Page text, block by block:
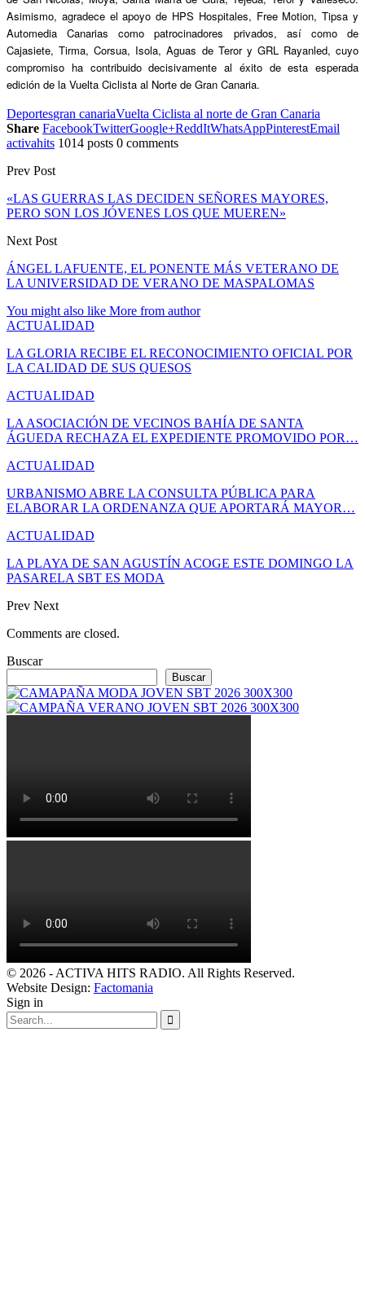
Asimismo, agradece el apoyo de HPS Hospitales, Free Motion, Tipsa y
Automedia Canarias como patrocinadores privados, así como de
Cajasiete, Tirma, Corsua, Isola, Aguas de Teror y GRL Rayanled, cuyo
compromiso ha contribuido decisivamente al éxito de esta esperada
edición de la Vuelta Ciclista al Norte de Gran Canaria.
Deportesgran canariaVuelta Ciclista al norte de Gran Canaria
Share FacebookTwitterGoogle+ReddItWhatsAppPinterestEmail
activahits 1014 posts 0 comments
Prev Post
«LAS GUERRAS LAS DECIDEN SEÑORES MAYORES,
PERO SON LOS JÓVENES LOS QUE MUEREN»
Next Post
ÁNGEL LAFUENTE, EL PONENTE MÁS VETERANO DE
LA UNIVERSIDAD DE VERANO DE MASPALOMAS
You might also like More from author
ACTUALIDAD
LA GLORIA RECIBE EL RECONOCIMIENTO OFICIAL POR
LA CALIDAD DE SUS QUESOS
ACTUALIDAD
LA ASOCIACIÓN DE VECINOS BAHÍA DE SANTA
ÁGUEDA RECHAZA EL EXPEDIENTE PROMOVIDO POR…
ACTUALIDAD
URBANISMO ABRE LA CONSULTA PÚBLICA PARA
ELABORAR LA ORDENANZA QUE APORTARÁ MAYOR…
ACTUALIDAD
LA PLAYA DE SAN AGUSTÍN ACOGE ESTE DOMINGO LA
PASARELA SBT ES MODA
Prev Next
Comments are closed.
Buscar
Buscar
© 2026 - ACTIVA HITS RADIO. All Rights Reserved.
Website Design: Factomania
Sign in